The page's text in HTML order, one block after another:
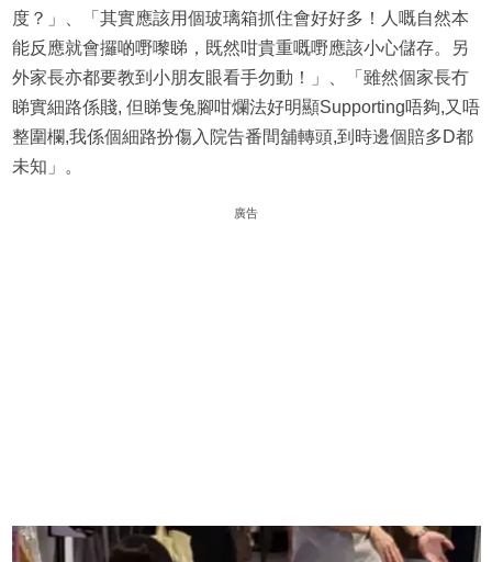
度？」、「其實應該用個玻璃箱抓住會好好多！人嘅自然本
能反應就會攞啲嘢嚟睇，既然咁貴重嘅嘢應該小心儲存。另
外家長亦都要教到小朋友眼看手勿動！」、「雖然個家長冇
睇實細路係賤, 但睇隻兔腳咁爛法好明顯Supporting唔夠,又唔
整圍欄,我係個細路扮傷入院告番間舖轉頭,到時邊個賠多D都
未知」。
廣告